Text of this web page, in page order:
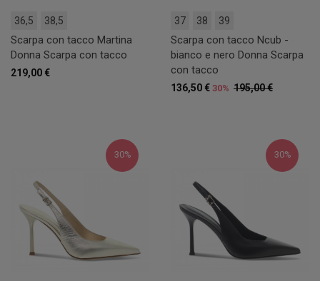
36,5 38,5
Scarpa con tacco Martina
Donna Scarpa con tacco
219,00 €
37 38 39
Scarpa con tacco Ncub -
bianco e nero Donna Scarpa
con tacco
195,00 €
136,50 € 30%
30% 30%